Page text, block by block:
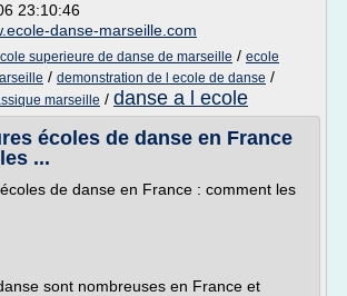
23:10:46
danse-marseille.com
superieure de danse de marseille / ecole
/ demonstration de l ecole de danse /
marseille / danse a l ecole
écoles de danse en France
...
de danse en France : comment les
sont nombreuses en France et